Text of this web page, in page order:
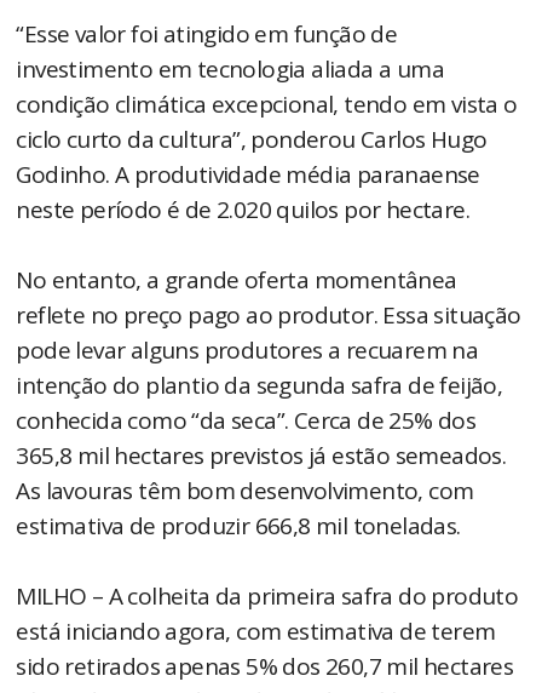
“Esse valor foi atingido em função de
investimento em tecnologia aliada a uma
condição climática excepcional, tendo em vista o
ciclo curto da cultura”, ponderou Carlos Hugo
Godinho. A produtividade média paranaense
neste período é de 2.020 quilos por hectare.
No entanto, a grande oferta momentânea
reflete no preço pago ao produtor. Essa situação
pode levar alguns produtores a recuarem na
intenção do plantio da segunda safra de feijão,
conhecida como “da seca”. Cerca de 25% dos
365,8 mil hectares previstos já estão semeados.
As lavouras têm bom desenvolvimento, com
estimativa de produzir 666,8 mil toneladas.
MILHO – A colheita da primeira safra do produto
está iniciando agora, com estimativa de terem
sido retirados apenas 5% dos 260,7 mil hectares